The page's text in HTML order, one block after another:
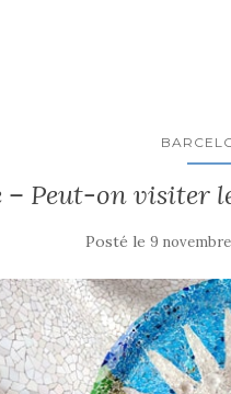
– Peut-on visiter
Posté le9